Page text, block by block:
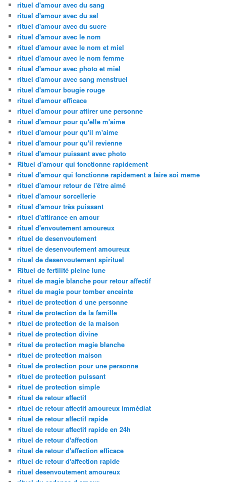
rituel d'amour avec du sang
rituel d'amour avec du sel
rituel d'amour avec du sucre
rituel d'amour avec le nom
rituel d'amour avec le nom et miel
rituel d'amour avec le nom femme
rituel d'amour avec photo et miel
rituel d'amour avec sang menstruel
rituel d'amour bougie rouge
rituel d'amour efficace
rituel d'amour pour attirer une personne
rituel d'amour pour qu'elle m'aime
rituel d'amour pour qu'il m'aime
rituel d'amour pour qu'il revienne
rituel d'amour puissant avec photo
Rituel d'amour qui fonctionne rapidement
rituel d'amour qui fonctionne rapidement a faire soi meme
rituel d'amour retour de l'être aimé
rituel d'amour sorcellerie
rituel d'amour très puissant
rituel d'attirance en amour
rituel d'envoutement amoureux
rituel de desenvoutement
rituel de desenvoutement amoureux
rituel de desenvoutement spirituel
Rituel de fertilité pleine lune
rituel de magie blanche pour retour affectif
rituel de magie pour tomber enceinte
rituel de protection d une personne
rituel de protection de la famille
rituel de protection de la maison
rituel de protection divine
rituel de protection magie blanche
rituel de protection maison
rituel de protection pour une personne
rituel de protection puissant
rituel de protection simple
rituel de retour affectif
rituel de retour affectif amoureux immédiat
rituel de retour affectif rapide
rituel de retour affectif rapide en 24h
rituel de retour d'affection
rituel de retour d'affection efficace
rituel de retour d'affection rapide
rituel desenvoutement amoureux